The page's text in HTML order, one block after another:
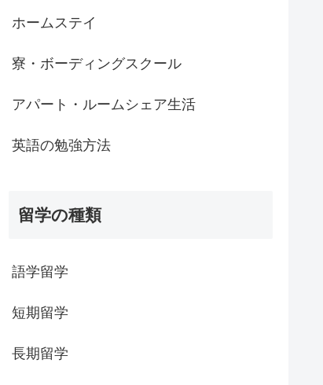
ホームステイ
寮・ボーディングスクール
アパート・ルームシェア生活
英語の勉強方法
留学の種類
語学留学
短期留学
長期留学